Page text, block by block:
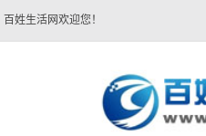
百姓生活网欢迎您！